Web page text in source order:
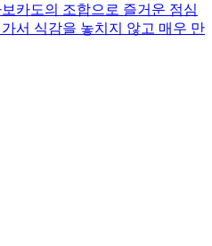
카도의 조합으로 즐거운 점심
서 식감을 놓치지 않고 매우 만